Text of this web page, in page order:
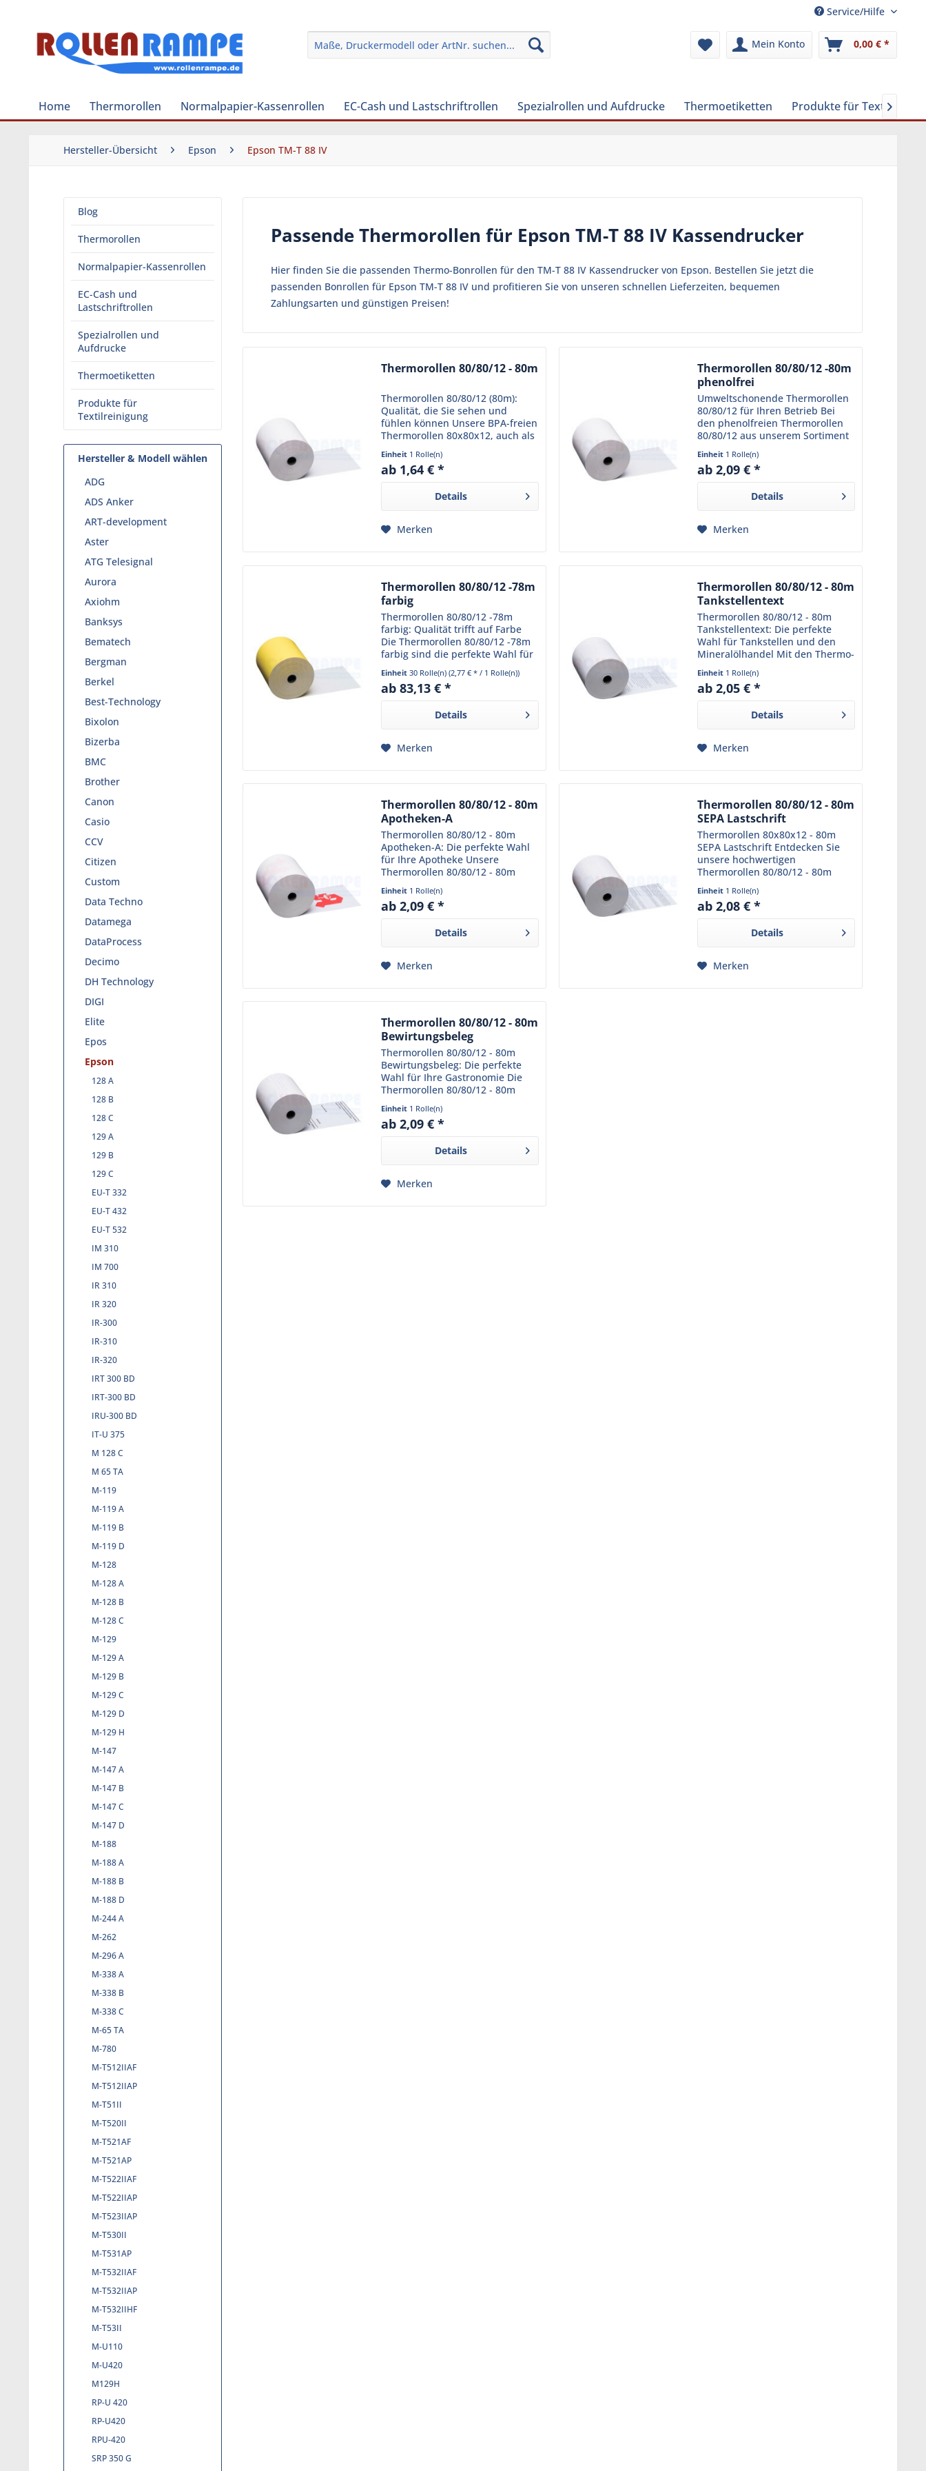
Service/Hilfe
Mein Konto 0,00 € *
Home Thermorollen Normalpapier-Kassenrollen EC-Cash und Lastschriftrollen Spezialrollen und Aufdrucke Thermoetiketten Produkte für 
Hersteller-Übersicht Epson Epson TM-T 88 IV
Blog
Thermorollen
Normalpapier-Kassenrollen
EC-Cash und
Lastschriftrollen
Spezialrollen und
Aufdrucke
Thermoetiketten
Produkte für
Textilreinigung
Hersteller & Modell wählen
ADG
ADS Anker
ART-development
Aster
ATG Telesignal
Aurora
Axiohm
Banksys
Bematech
Bergman
Berkel
Best-Technology
Bixolon
Bizerba
BMC
Brother
Canon
Casio
CCV
Citizen
Custom
Data Techno
Datamega
DataProcess
Decimo
DH Technology
DIGI
Elite
Epos
Epson
128 A
128 B
128 C
129 A
129 B
129 C
EU-T 332
EU-T 432
EU-T 532
IM 310
IM 700
IR 310
IR 320
IR-300
IR-310
IR-320
IRT 300 BD
IRT-300 BD
IRU-300 BD
IT-U 375
M 128 C
M 65 TA
M-119
M-119 A
M-119 B
M-119 D
M-128
M-128 A
M-128 B
M-128 C
M-129
M-129 A
M-129 B
M-129 C
M-129 D
M-129 H
M-147
M-147 A
M-147 B
M-147 C
M-147 D
M-188
M-188 A
M-188 B
M-188 D
M-244 A
M-262
M-296 A
M-338 A
M-338 B
M-338 C
M-65 TA
M-780
M-T512IIAF
M-T512IIAP
M-T51II
M-T520II
M-T521AF
M-T521AP
M-T522IIAF
M-T522IIAP
M-T523IIAP
M-T530II
M-T531AP
M-T532IIAF
M-T532IIAP
M-T532IIHF
M-T53II
M-U110
M-U420
M129H
RP-U 420
RP-U420
RPU-420
SRP 350 G
Passende Thermorollen für Epson TM-T 88 IV Kassendrucker
Hier finden Sie die passenden Thermo-Bonrollen für den TM-T 88 IV Kassendrucker von Epson. Bestellen Sie jetzt die
passenden Bonrollen für Epson TM-T 88 IV und profitieren Sie von unseren schnellen Lieferzeiten, bequemen
Zahlungsarten und günstigen Preisen!
Thermorollen 80/80/12 - 80m
Thermorollen 80/80/12 (80m):
Qualität, die Sie sehen und
fühlen können Unsere BPA-freien
Thermorollen 80x80x12, auch als
Kassenrollen 80x80x12 oder
Thermo-Bonrollen 80x80x12
bekannt, stehen für Qualität und
Einheit 1 Rolle(n)
ab 1,64 € *
Details
Merken
Thermorollen 80/80/12 -80m
phenolfrei
Umweltschonende Thermorollen
80/80/12 für Ihren Betrieb Bei
den phenolfreien Thermorollen
80/80/12 aus unserem Sortiment
trifft Funktionalität auf
Umweltbewusstsein. Das robuste
Kassenpapier ist phenolfrei und
Einheit 1 Rolle(n)
ab 2,09 € *
Details
Merken
Thermorollen 80/80/12 -78m
farbig
Thermorollen 80/80/12 -78m
farbig: Qualität trifft auf Farbe
Die Thermorollen 80/80/12 -78m
farbig sind die perfekte Wahl für
den Einsatz in Thermodruckern
konzipiert und liefern stets...
Einheit30 Rolle(n)(2,77 € * / 1 Rolle(n))
ab 83,13 € *
Details
Merken
Thermorollen 80/80/12 - 80m
Tankstellentext
Thermorollen 80/80/12 - 80m
Tankstellentext: Die perfekte
Wahl für Tankstellen und den
Mineralölhandel Mit den Thermo-
unserem Sortiment sind Sie
immer bestens beraten. Diese
Einheit 1 Rolle(n)
ab 2,05 € *
Details
Merken
Thermorollen 80/80/12 - 80m
Apotheken-A
Thermorollen 80/80/12 - 80m
Apotheken-A: Die perfekte Wahl
für Ihre Apotheke Unsere
Thermorollen 80/80/12 - 80m
Apotheken-A sind speziell für
den Einsatz in Apotheken
konzipiert. Sie sind aus
gefertigt und...
Einheit 1 Rolle(n)
ab 2,09 € *
Details
Merken
Thermorollen 80/80/12 - 80m
SEPA Lastschrift
Thermorollen 80x80x12 - 80m
SEPA Lastschrift Entdecken Sie
unsere hochwertigen
Thermorollen 80/80/12 - 80m
SEPA Lastschrift , die ideal für
Kassensysteme mit
Lastschriftzahlung sind.
BPA-freiem...
Einheit 1 Rolle(n)
ab 2,08 € *
Details
Merken
Thermorollen 80/80/12 - 80m
Bewirtungsbeleg
Thermorollen 80/80/12 - 80m
Bewirtungsbeleg: Die perfekte
Wahl für Ihre Gastronomie Die
Thermorollen 80/80/12 - 80m
Bewirtungsbeleg sind ein
unverzichtbares Produkt für Ihr
Restaurant oder Café. Sie erfüllen
Einheit 1 Rolle(n)
ab 2,09 € *
Details
Merken